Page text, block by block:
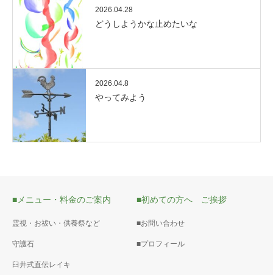
2026.04.28
どうしようかな止めたいな
2026.04.8
やってみよう
■メニュー・料金のご案内
霊視・お祓い・供養祭など
守護石
臼井式直伝レイキ
■初めての方へ ご挨拶
■お問い合わせ
■プロフィール